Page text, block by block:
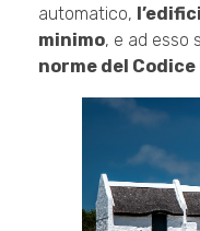
automatico,
minimo, e ad esso
norme del